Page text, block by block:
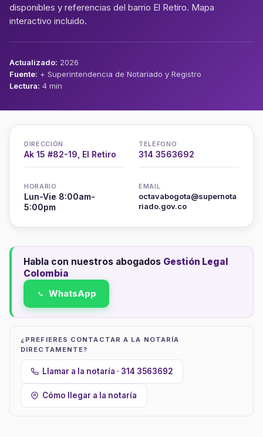
disponibles y referencias del barrio El Retiro. Mapa
interactivo incluido.
Actualizado: 2026
Fuente: + Superintendencia de Notariado y Registro
Lectura: 4 min
DIRECCIÓN
Ak 15 #82-19, El Retiro
TELÉFONO
314 3563692
HORARIO
Lun-Vie 8:00am-
5:00pm
EMAIL
octavabogota@supernota
riado.gov.co
Habla con nuestros abogados Gestión Legal
Colombia
WhatsApp
¿PREFIERES CONTACTAR A LA NOTARÍA
DIRECTAMENTE?
Llamar a la notaría · 314 3563692
Cómo llegar a la notaría